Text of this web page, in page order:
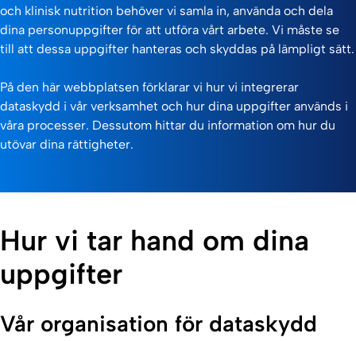
och klinisk nutrition behöver vi samla in, använda och dela
dina personuppgifter för att utföra vårt arbete. Vi måste se
till att dessa uppgifter hanteras och skyddas på lämpligt sätt.
På den här webbplatsen förklarar vi hur vi integrerar
dataskydd i vår verksamhet och hur dina uppgifter används i
våra processer. Dessutom hittar du information om hur du
utövar dina rättigheter.
Hur vi tar hand om dina
uppgifter
Vår organisation för dataskydd